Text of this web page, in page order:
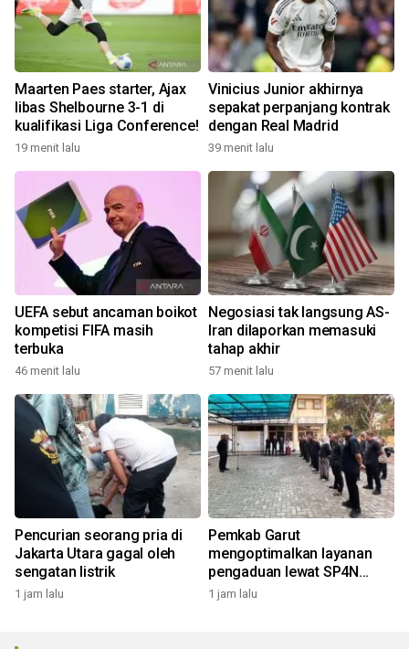
Maarten Paes starter, Ajax
libas Shelbourne 3-1 di
kualifikasi Liga Conference!
19 menit lalu
Vinicius Junior akhirnya
sepakat perpanjang kontrak
dengan Real Madrid
39 menit lalu
UEFA sebut ancaman boikot
kompetisi FIFA masih
terbuka
46 menit lalu
Negosiasi tak langsung AS-
Iran dilaporkan memasuki
tahap akhir
57 menit lalu
Pencurian seorang pria di
Jakarta Utara gagal oleh
sengatan listrik
1 jam lalu
Pemkab Garut
mengoptimalkan layanan
pengaduan lewat SP4N
LAPOR
1 jam lalu